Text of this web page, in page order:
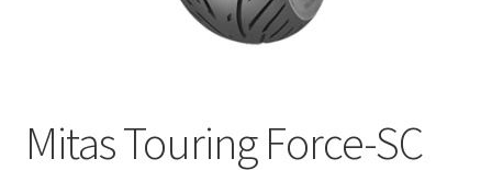
Mitas Touring Force-SC